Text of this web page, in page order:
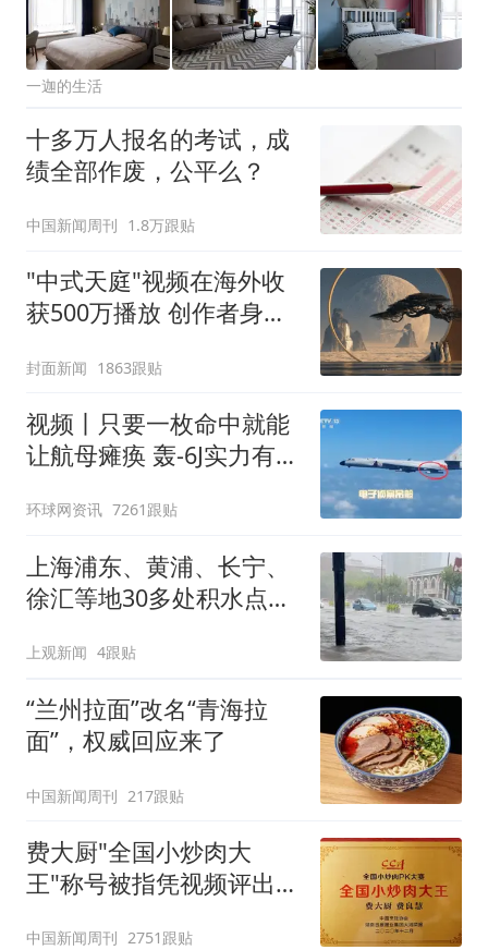
一迦的生活
十多万人报名的考试，成
绩全部作废，公平么？
中国新闻周刊 1.8万跟贴
"中式天庭"视频在海外收
获500万播放 创作者身份
封面新闻 1863跟贴
视频丨只要一枚命中就能
让航母瘫痪 轰-6J实力有多
环球网资讯 7261跟贴
上海浦东、黄浦、长宁、
徐汇等地30多处积水点正
上观新闻 4跟贴
“兰州拉面”改名“青海拉
面”，权威回应来了
中国新闻周刊 217跟贴
费大厨"全国小炒肉大
王"称号被指凭视频评出
中国新闻周刊 2751跟贴